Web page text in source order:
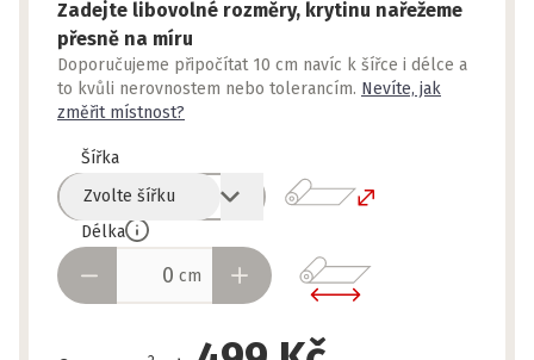
Zadejte libovolné rozměry, krytinu nařežeme
přesně na míru
Doporučujeme připočítat 10 cm navíc k šířce i délce a
to kvůli nerovnostem nebo tolerancím. Nevíte, jak
změřit místnost?
Šířka
Zvolte šířku
Délka
cm